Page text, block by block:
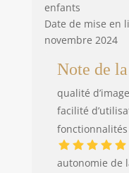
enfants
Date de mise en
novembre 2024
Note de
qualité
facilité
autonomie de